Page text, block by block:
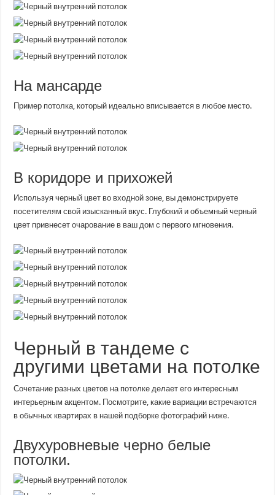
На мансарде
Пример потолка, который идеально вписывается в любое место.
В коридоре и прихожей
Используя черный цвет во входной зоне, вы демонстрируете
посетителям свой изысканный вкус. Глубокий и объемный черный
цвет привнесет очарование в ваш дом с первого мгновения.
Черный в тандеме с
другими цветами на потолке
Сочетание разных цветов на потолке делает его интересным
интерьерным акцентом. Посмотрите, какие вариации встречаются
в обычных квартирах в нашей подборке фотографий ниже.
Двухуровневые черно белые
потолки.